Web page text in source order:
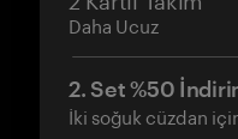
Daha Ucuz
2. Set %50
İki soğuk cüzdan